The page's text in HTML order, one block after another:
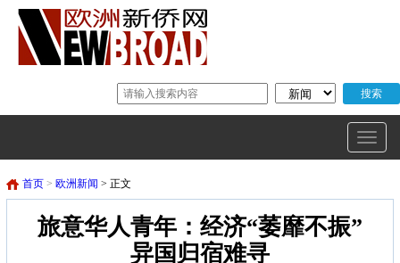
首页 > 欧洲新闻 > 正文
旅意华人青年：经济“萎靡不振”
异国归宿难寻